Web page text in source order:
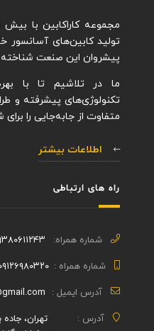
تولید کابین‌های آسانسور
پیشروان این صنعت
ما در تلاشیم تا با
تکنولوژی‌های پیشرفته و
متفاوت از جابه‌جایی را برای
راه های ارتباطی
شماره همراه:
شماره همراه :
آدرس ایمیل :
آدرس :
تهران،